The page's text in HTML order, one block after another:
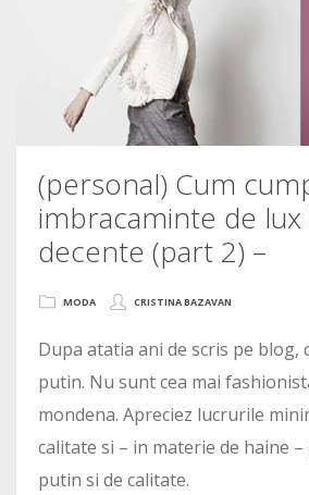
(personal) Cum
imbracaminte de
decente (part 2) –
MODA CRISTINA BAZAVAN
Dupa atatia ani de scris pe blog,
putin. Nu sunt cea mai
mondena. Apreciez lucrurile
calitate si – in materie de haine
putin si de calitate.